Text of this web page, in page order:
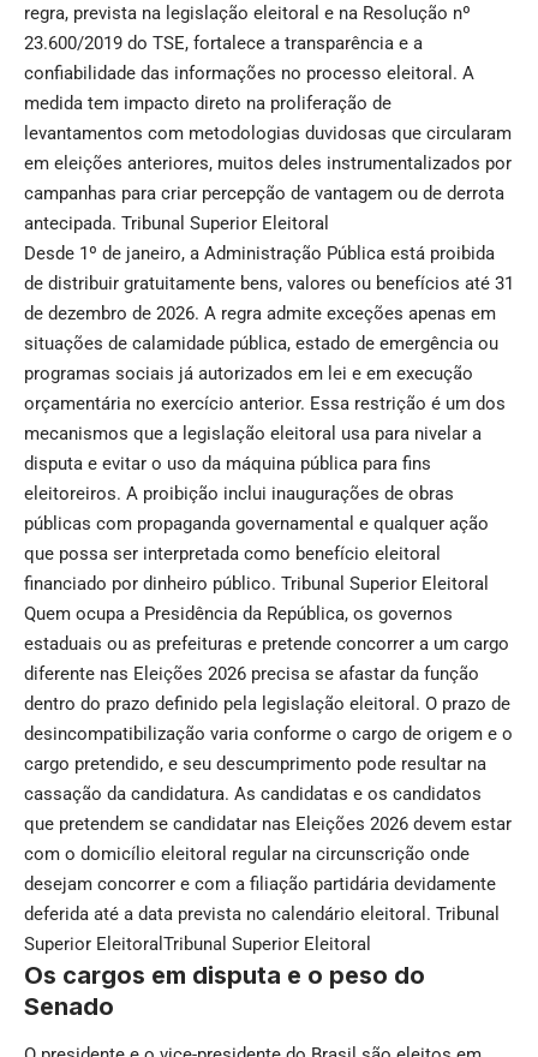
regra, prevista na legislação eleitoral e na Resolução nº
23.600/2019 do TSE, fortalece a transparência e a
confiabilidade das informações no processo eleitoral. A
medida tem impacto direto na proliferação de
levantamentos com metodologias duvidosas que circularam
em eleições anteriores, muitos deles instrumentalizados por
campanhas para criar percepção de vantagem ou de derrota
antecipada. Tribunal Superior Eleitoral
Desde 1º de janeiro, a Administração Pública está proibida
de distribuir gratuitamente bens, valores ou benefícios até 31
de dezembro de 2026. A regra admite exceções apenas em
situações de calamidade pública, estado de emergência ou
programas sociais já autorizados em lei e em execução
orçamentária no exercício anterior. Essa restrição é um dos
mecanismos que a legislação eleitoral usa para nivelar a
disputa e evitar o uso da máquina pública para fins
eleitoreiros. A proibição inclui inaugurações de obras
públicas com propaganda governamental e qualquer ação
que possa ser interpretada como benefício eleitoral
financiado por dinheiro público. Tribunal Superior Eleitoral
Quem ocupa a Presidência da República, os governos
estaduais ou as prefeituras e pretende concorrer a um cargo
diferente nas Eleições 2026 precisa se afastar da função
dentro do prazo definido pela legislação eleitoral. O prazo de
desincompatibilização varia conforme o cargo de origem e o
cargo pretendido, e seu descumprimento pode resultar na
cassação da candidatura. As candidatas e os candidatos
que pretendem se candidatar nas Eleições 2026 devem estar
com o domicílio eleitoral regular na circunscrição onde
desejam concorrer e com a filiação partidária devidamente
deferida até a data prevista no calendário eleitoral. Tribunal
Superior EleitoralTribunal Superior Eleitoral
Os cargos em disputa e o peso do
Senado